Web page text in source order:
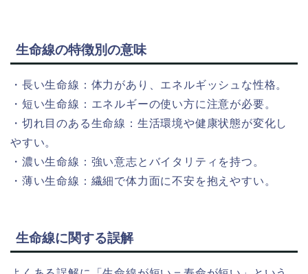
生命線の特徴別の意味
・長い生命線：体力があり、エネルギッシュな性格。
・短い生命線：エネルギーの使い方に注意が必要。
・切れ目のある生命線：生活環境や健康状態が変化し
やすい。
・濃い生命線：強い意志とバイタリティを持つ。
・薄い生命線：繊細で体力面に不安を抱えやすい。
生命線に関する誤解